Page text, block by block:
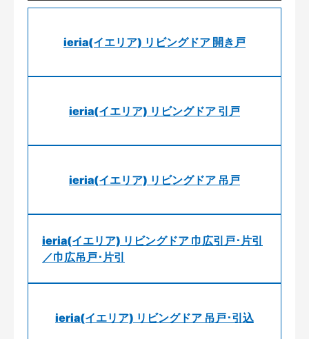
ieria(イエリア) リビングドア 開き戸
ieria(イエリア) リビングドア 引戸
ieria(イエリア) リビングドア 吊戸
ieria(イエリア) リビングドア 巾広引戸･片引
／巾広吊戸･片引
ieria(イエリア) リビングドア 吊戸･引込